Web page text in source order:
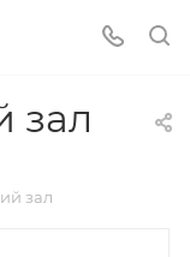
зал
зал